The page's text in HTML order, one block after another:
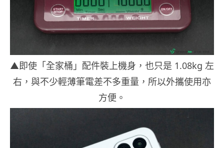
▲即使「全家桶」配件裝上機身，也只是 1.08kg 左
右，與不少輕薄筆電差不多重量，所以外攜使用亦
方便。